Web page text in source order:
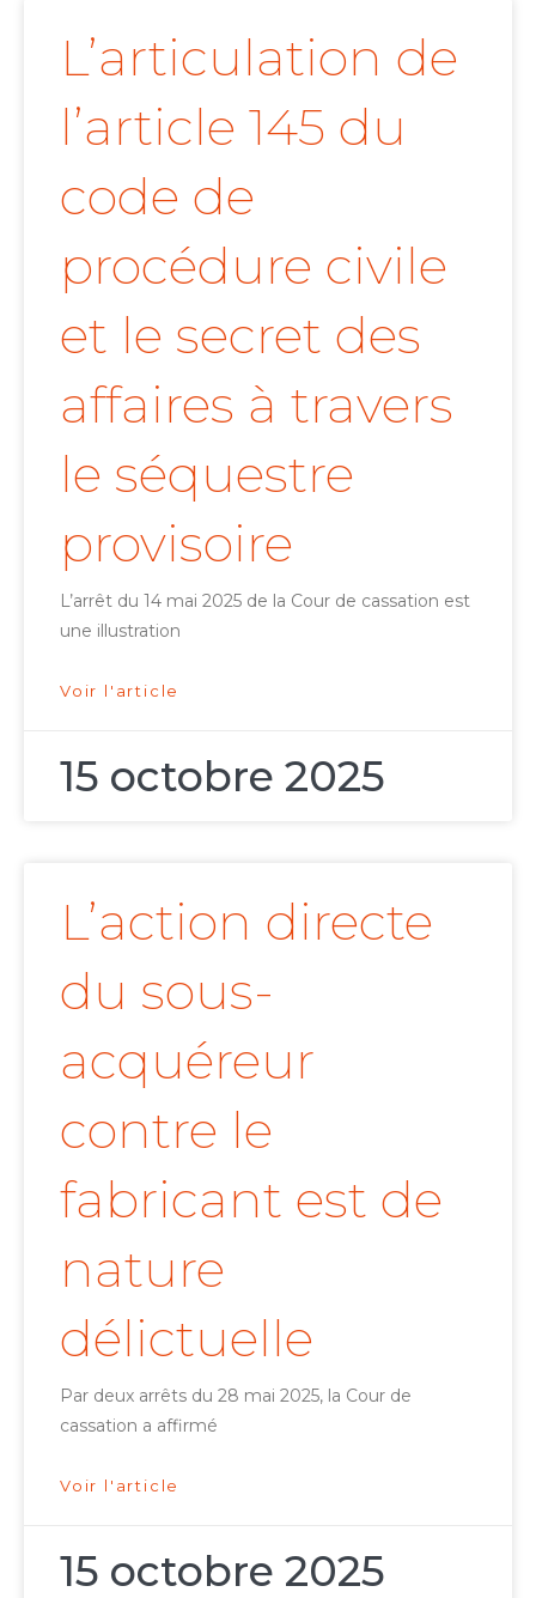
L’articulation de
l’article 145 du
code de
procédure civile
et le secret des
affaires à travers
le séquestre
provisoire
L’arrêt du 14 mai 2025 de la Cour de cassation est
une illustration
Voir l'article
15 octobre 2025
L’action directe
du sous-
acquéreur
contre le
fabricant est de
nature
délictuelle
Par deux arrêts du 28 mai 2025, la Cour de
cassation a affirmé
Voir l'article
15 octobre 2025